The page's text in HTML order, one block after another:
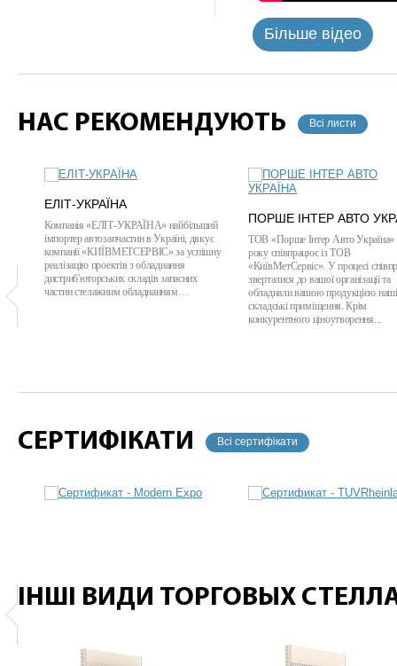
Більше відео
НАС РЕКОМЕНДУЮТЬ Всі листи
ЕЛІТ-УКРАЇНА
Компанія «ЕЛІТ-УКРАЇНА» найбільший
імпортер автозапчастин в Україні, дякує
компанії «КИЇВМЕТСЕРВІС» за успішну
реалізацію проектів з обладнання
дистриб'юторських складів запасних
частин стелажним обладнанням…
ПОРШЕ ІНТЕР АВТО
ТОВ «Порше Інтер Авто Україна»
року співпрацює із ТОВ
«КиївМетСервіс». У процесі
зверталися до вашої організації та
обладнали вашою продукцією наші
складські приміщення. Крім
конкурентного ціноутворення...
СЕРТИФІКАТИ Всі сертифікати
ІНШІ ВИДИ ТОРГОВЫХ